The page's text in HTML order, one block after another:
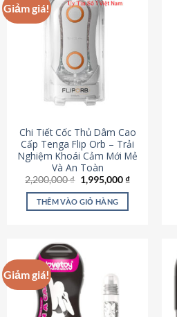
Giảm giá!
Chi Tiết Cốc Thủ Dâm Cao
Cấp Tenga Flip Orb – Trải
Nghiệm Khoái Cảm Mới Mẻ
Và An Toàn
2,200,000₫ Giá
gốc
là:
2,200,000 ₫.
1,995,000₫Giá
THÊM VÀO GIỎ HÀNG
Giảm giá!